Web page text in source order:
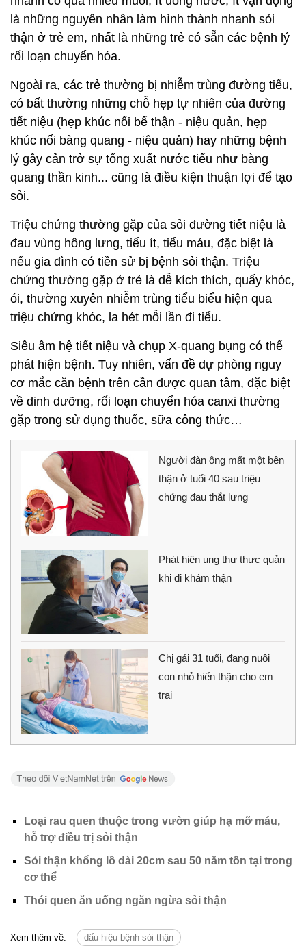
là những nguyên nhân làm hình thành nhanh sỏi
thận ở trẻ em, nhất là những trẻ có sẵn các bệnh lý
rối loạn chuyển hóa.
Ngoài ra, các trẻ thường bị nhiễm trùng đường tiểu,
có bất thường những chỗ hẹp tự nhiên của đường
tiết niệu (hẹp khúc nối bể thận - niệu quản, hẹp
khúc nối bàng quang - niệu quản) hay những bệnh
lý gây cản trở sự tống xuất nước tiểu như bàng
quang thần kinh... cũng là điều kiện thuận lợi để tạo
sỏi.
Triệu chứng thường gặp của sỏi đường tiết niệu là
đau vùng hông lưng, tiểu ít, tiểu máu, đặc biệt là
nếu gia đình có tiền sử bị bệnh sỏi thận. Triệu
chứng thường gặp ở trẻ là dễ kích thích, quấy khóc,
ói, thường xuyên nhiễm trùng tiểu biểu hiện qua
triệu chứng khóc, la hét mỗi lần đi tiểu.
Siêu âm hệ tiết niệu và chụp X-quang bụng có thể
phát hiện bệnh. Tuy nhiên, vấn đề dự phòng nguy
cơ mắc căn bệnh trên cần được quan tâm, đặc biệt
về dinh dưỡng, rối loạn chuyển hóa canxi thường
gặp trong sử dụng thuốc, sữa công thức…
Người đàn ông mất một bên
thận ở tuổi 40 sau triệu
chứng đau thắt lưng
Phát hiện ung thư thực quản
khi đi khám thận
Chị gái 31 tuổi, đang nuôi
con nhỏ hiến thận cho em
trai
Loại rau quen thuộc trong vườn giúp hạ mỡ máu,
hỗ trợ điều trị sỏi thận
Sỏi thận khổng lồ dài 20cm sau 50 năm tồn tại trong
cơ thể
Thói quen ăn uống ngăn ngừa sỏi thận
Xem thêm về: dấu hiệu bệnh sỏi thận